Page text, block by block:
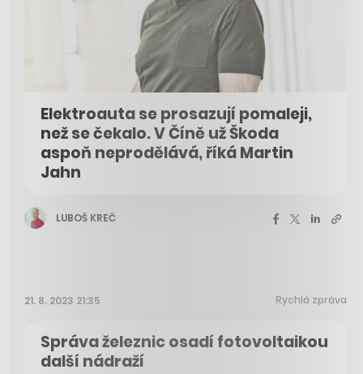
Elektroauta se prosazují pomaleji,
než se čekalo. V Číně už Škoda
aspoň neprodělává, říká Martin
Jahn
LUBOŠ KREČ
21. 8. 2023 21:35 Rychlá zpráva
Správa železnic osadí fotovoltaikou
další nádraží